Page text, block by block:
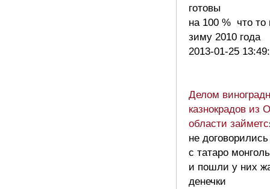
готовы
на 100 % что то
зиму 2010 года
2013-01-25
Делом
казнокрадов из
области
не
с татаро
и пошли у них
денечки